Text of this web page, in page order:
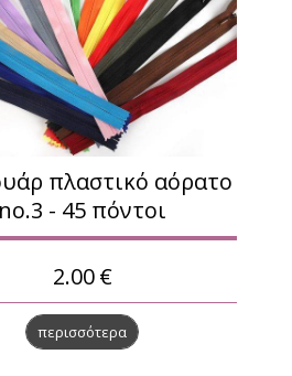
πλαστικό αόρατο
no.3 - 45 πόντοι
2.00 €
περισσότερα